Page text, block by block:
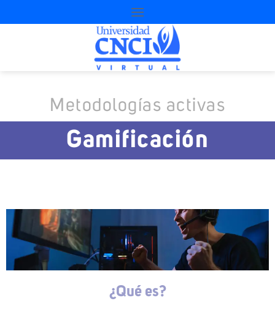
Metodologías activas
Gamificación
¿Qué es?